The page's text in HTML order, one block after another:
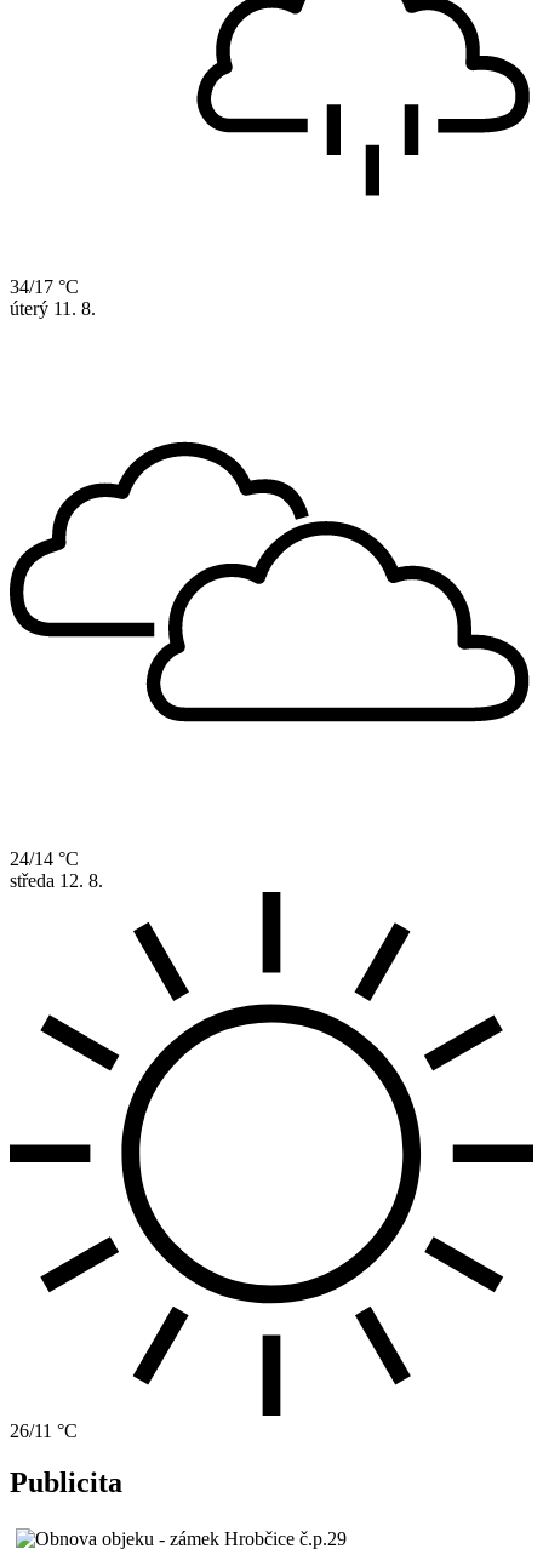
34/17 °C
úterý 11. 8.
24/14 °C
středa 12. 8.
26/11 °C
Publicita